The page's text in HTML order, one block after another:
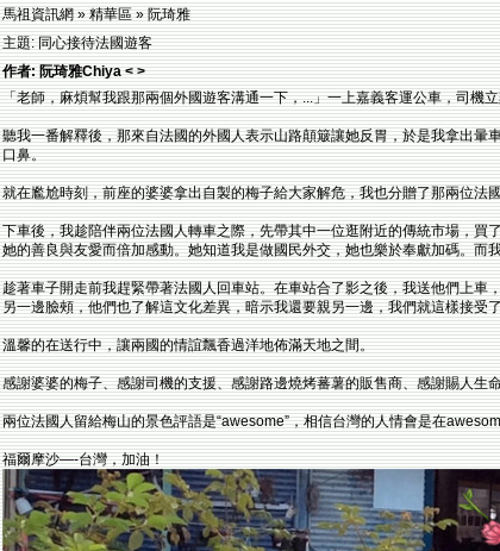
馬祖資訊網 » 精華區 » 阮琦雅
主題: 同心接待法國遊客
作者: 阮琦雅Chiya < >
「老師，麻煩幫我跟那兩個外國遊客溝通一下，...」一上嘉義客運公車，司機
聽我一番解釋後，那來自法國的外國人表示山路顛簸讓她反胃，於是我拿出
口鼻。
就在尷尬時刻，前座的婆婆拿出自製的梅子給大家解危，我也分贈了那兩位
下車後，我趁陪伴兩位法國人轉車之際，先帶其中一位逛附近的傳統市場，
她的善良與友愛而倍加感動。她知道我是做國民外交，她也樂於奉獻加碼。而
趁著車子開走前我趕緊帶著法國人回車站。在車站合了影之後，我送他們上
另一邊臉頰，他們也了解這文化差異，暗示我還要親另一邊，我們就這樣接受
溫馨的在送行中，讓兩國的情誼飄香過洋地佈滿天地之間。
感謝婆婆的梅子、感謝司機的支援、感謝路邊燒烤蕃薯的販售商、感謝賜人生
兩位法國人留給梅山的景色評語是“awesome”，相信台灣的人情會是在
福爾摩沙—-台灣，加油！